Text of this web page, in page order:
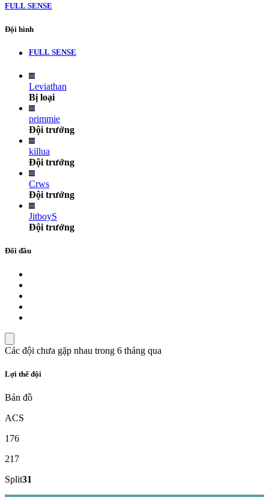
FULL SENSE
Đội hình
FULL SENSE
Leviathan
Bị loại
primmie
Đội trưởng
killua
Đội trưởng
Crws
Đội trưởng
JitboyS
Đội trưởng
Đối đầu
Các đội chưa gặp nhau trong 6 tháng qua
Lợi thế đội
Bản đồ
ACS
176
217
Split31